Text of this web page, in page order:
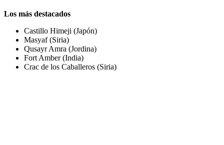
Los más destacados
Castillo Himeji (Japón)
Masyaf (Siria)
Qusayr Amra (Jordina)
Fort Amber (India)
Crac de los Caballeros (Siria)